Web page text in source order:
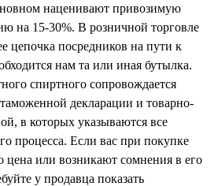
наценивают привозимую
на 15-30%. В розничной торговле
цепочка посредников на пути к
нам та или иная бутылка.
спиртного сопровождается
декларации и товарно-
в которых указываются все
процесса. Если вас при покупке
цена или возникают сомнения в его
у продавца показать